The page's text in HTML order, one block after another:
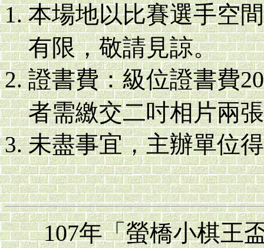
本場地以比賽選手空
有限，敬請見諒。
證書費：級位證書費
者需繳交二吋相片兩
未盡事宜，主辦單位
107年「螢橋小棋王